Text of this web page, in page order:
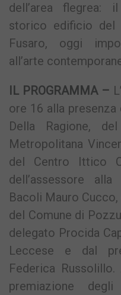
dell’area flegrea:
storico edificio del
Fusaro, oggi
all’arte
IL PROGRAMMA –
ore 16 alla
Della Ragione,
Metropolitana
del Centro Ittico
dell’assessore
Bacoli Mauro Cucco,
del Comune di
delegato Procida
Leccese e dal
Federica
premiazione